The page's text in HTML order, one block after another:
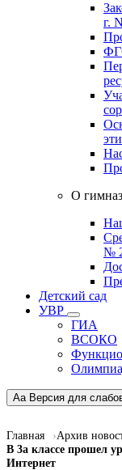
г.
О
№
Детский сад
УВР
ГИА
ВСОКО
Aa Версия для
Главная
Архив
В 3а классе прошел
Интернет